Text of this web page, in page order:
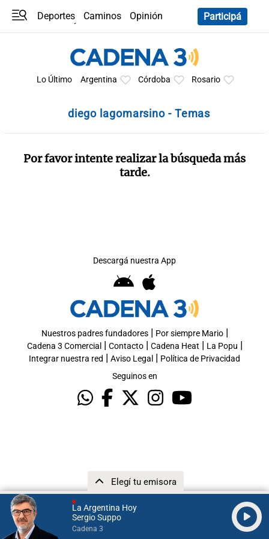
La Argentina Hoy
Sergio Suppo
Cadena 3
Elegí tu emisora
Deportes Caminos
Opinión
Participá
Lo Último Argentina Córdoba Rosario
diego lagomarsino - Temas
Por favor intente realizar la búsqueda más
tarde.
Descargá nuestra App
Nuestros padres fundadores| Por siempre Mario|
Cadena 3 Comercial | Contacto| Cadena Heat | La Popu |
Integrar nuestra red | Aviso Legal | Política de Privacidad
Seguinos en